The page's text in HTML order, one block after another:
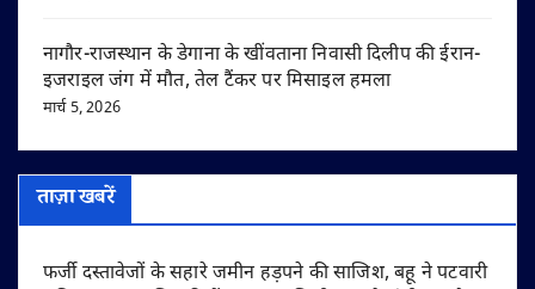
नागौर-राजस्थान के डेगाना के खींवताना निवासी दिलीप की ईरान-
इजराइल जंग में मौत, तेल टैंकर पर मिसाइल हमला
मार्च 5, 2026
ताज़ा खबरें
फर्जी दस्तावेजों के सहारे जमीन हड़पने की साजिश, बहू ने पटवारी